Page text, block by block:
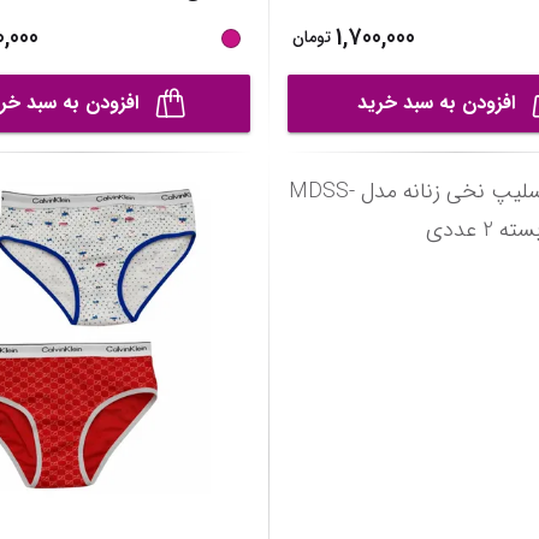
1,700,000تومان
افزودن به سبد خرید افزودن به سبد